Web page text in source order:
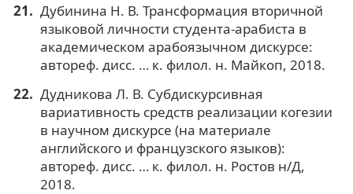
Дубинина Н. В. Трансформация вторичной
языковой личности студента-арабиста в
академическом арабоязычном дискурсе:
автореф. дисс. … к. филол. н. Майкоп, 2018.
Дудникова Л. В. Субдискурсивная
вариативность средств реализации когезии
в научном дискурсе (на материале
английского и французского языков):
автореф. дисс. … к. филол. н. Ростов н/Д,
2018.